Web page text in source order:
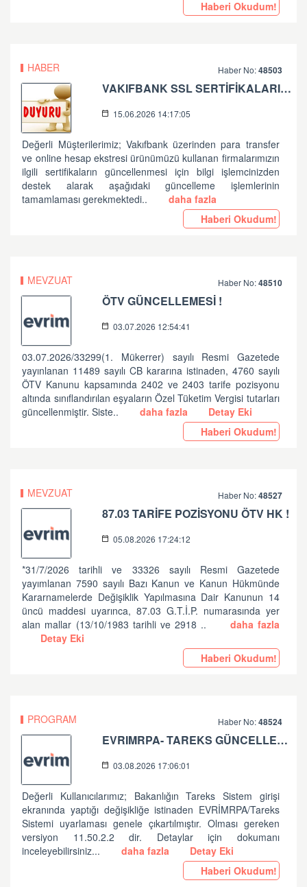
Haberi Okudum!
HABER Haber No:48503
VAKIFBANK SSL SERTİFİKALARININ GÜNCELLENMESİ HK.
15.06.2026 14:17:05
Değerli Müşterilerimiz; Vakıfbank üzerinden para transfer
ve online hesap ekstresi ürünümüzü kullanan firmalarımızın
ilgili sertifikaların güncellenmesi için bilgi işlemcinizden
destek alarak aşağıdaki güncelleme işlemlerinin
tamamlaması gerekmektedi..
daha fazla
Haberi Okudum!
MEVZUAT Haber No:48510
ÖTV GÜNCELLEMESİ !
03.07.2026 12:54:41
03.07.2026/33299(1. Mükerrer) sayılı Resmi Gazetede
yayınlanan 11489 sayılı CB kararına istinaden, 4760 sayılı
ÖTV Kanunu kapsamında 2402 ve 2403 tarife pozisyonu
altında sınıflandırılan eşyaların Özel Tüketim Vergisi tutarları
güncellenmiştir. Siste..
daha fazla
Detay Eki
Haberi Okudum!
MEVZUAT Haber No:48527
87.03 TARİFE POZİSYONU ÖTV HK !
05.08.2026 17:24:12
*31/7/2026 tarihli ve 33326 sayılı Resmi Gazetede
yayımlanan 7590 sayılı Bazı Kanun ve Kanun Hükmünde
Kararnamelerde Değişiklik Yapılmasına Dair Kanunun 14
üncü maddesi uyarınca, 87.03 G.T.İ.P. numarasında yer
alan mallar (13/10/1983 tarihli ve 2918 ..
daha fazla
Detay Eki
Haberi Okudum!
PROGRAM Haber No:48524
EVRIMRPA- TAREKS GÜNCELLEMESI HAKKINDA (V: 11.50.2.2)
03.08.2026 17:06:01
Değerli Kullanıcılarımız; Bakanlığın Tareks Sistem girişi
ekranında yaptığı değişikliğe istinaden EVRİMRPA/Tareks
Sistemi uyarlaması genele çıkartılmıştır. Olması gereken
versiyon 11.50.2.2 dir. Detaylar için dokumanı
inceleyebilirsiniz...
daha fazla
Detay Eki
Haberi Okudum!